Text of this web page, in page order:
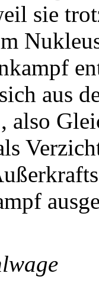
sie
aus
also